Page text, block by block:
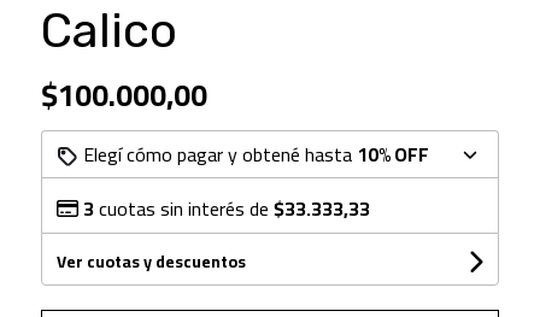
Calico
$100.000,00
Elegí cómo pagar y obtené hasta 10% OFF
3cuotas sin interés de$33.333,33
Ver cuotas y descuentos